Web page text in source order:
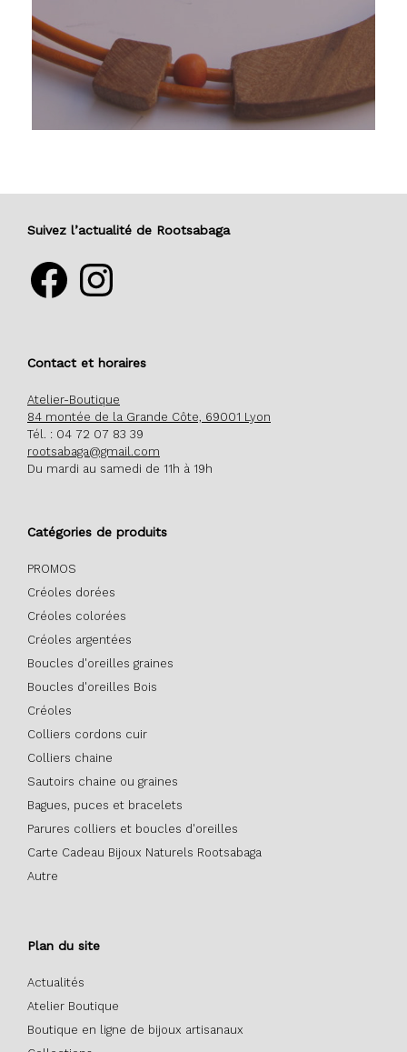
Voir les bijoux Origine
Suivez l’actualité de Rootsabaga
Facebook Instagram
Contact et horaires
Atelier-Boutique
84 montée de la Grande Côte, 69001 Lyon
Tél. : 04 72 07 83 39
rootsabaga@gmail.com
Du mardi au samedi de 11h à 19h
Catégories de produits
PROMOS
Créoles dorées
Créoles colorées
Créoles argentées
Boucles d'oreilles graines
Boucles d'oreilles Bois
Créoles
Colliers cordons cuir
Colliers chaine
Sautoirs chaine ou graines
Bagues, puces et bracelets
Parures colliers et boucles d'oreilles
Carte Cadeau Bijoux Naturels Rootsabaga
Autre
Plan du site
Actualités
Atelier Boutique
Boutique en ligne de bijoux artisanaux